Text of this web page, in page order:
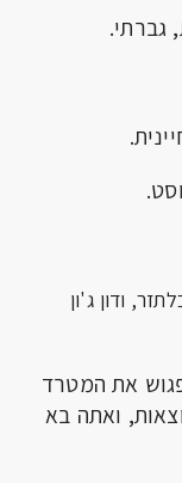
גברתי.
ודון ג'ון
את המטרד
ואתה בא